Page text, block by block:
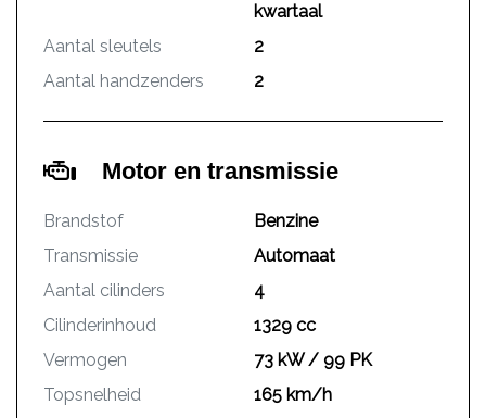
kwartaal
Aantal sleutels
2
Aantal handzenders
2
Motor en transmissie
Brandstof
Benzine
Transmissie
Automaat
Aantal cilinders
4
Cilinderinhoud
1329 cc
Vermogen
73 kW / 99 PK
Topsnelheid
165 km/h